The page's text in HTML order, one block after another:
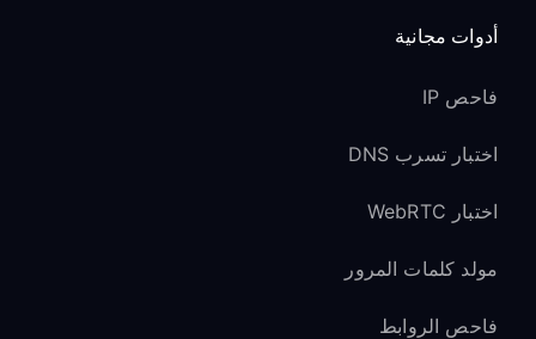
أدوات مجانية
فاحص IP
اختبار تسرب DNS
اختبار WebRTC
مولد كلمات المرور
فاحص الروابط